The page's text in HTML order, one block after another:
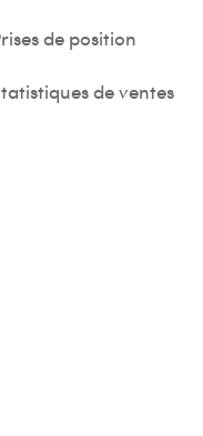
de position
de ventes